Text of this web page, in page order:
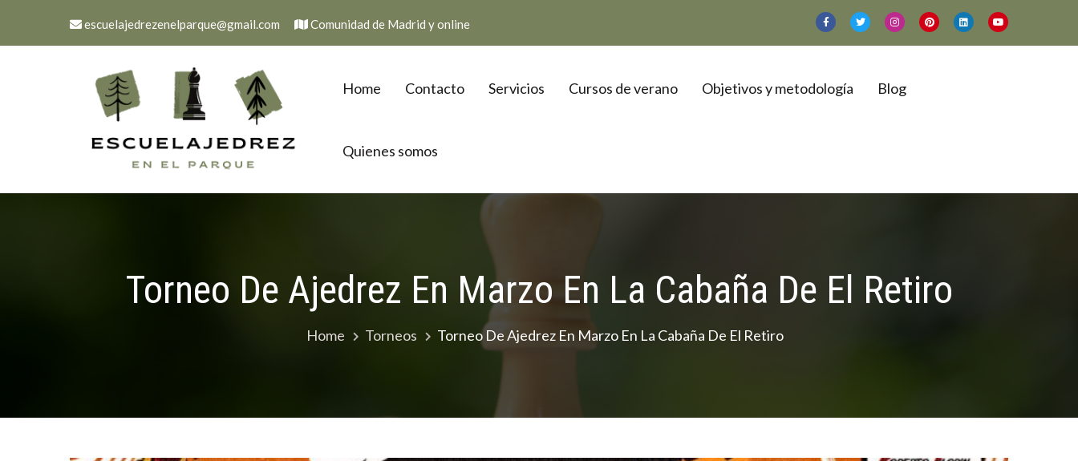
escuelajedrezenelparque@gmail.com Comunidad de Madrid y online
Home Contacto Servicios Cursos de verano Objetivos y metodología Blog
Quienes somos
Torneo De Ajedrez En Marzo En La Cabaña De El Retiro
Home Torneos Torneo De Ajedrez En Marzo En La Cabaña De El Retiro